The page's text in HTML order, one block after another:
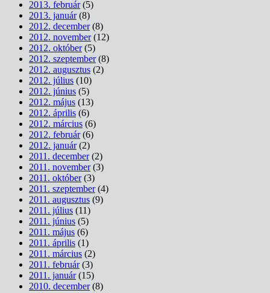
2013. február(5)
2013. január(8)
2012. december(8)
2012. november(12)
2012. október(5)
2012. szeptember(8)
2012. augusztus (2)
2012. július (10)
2012. június (5)
2012. május (13)
2012. április (6)
2012. március (6)
2012. február(6)
2012. január(2)
2011. december(2)
2011. november(3)
2011. október(3)
2011. szeptember(4)
2011. augusztus (9)
2011. július (11)
2011. június (5)
2011. május (6)
2011. április (1)
2011. március (2)
2011. február(3)
2011. január(15)
2010. december(8)